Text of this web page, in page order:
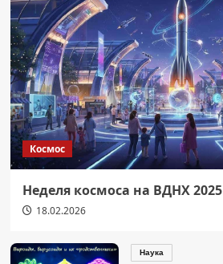
Космос
Неделя космоса на ВДНХ 2025
18.02.2026
Наука